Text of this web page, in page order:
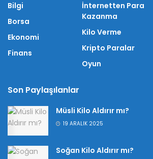
Bilgi
Borsa
Ekonomi
Finans
İnternetten Para
Kazanma
Kilo Verme
Kripto Paralar
Oyun
Son Paylaşılanlar
Müsli Kilo Aldırır mı?
19 ARALIK 2025
Soğan Kilo Aldırır mı?